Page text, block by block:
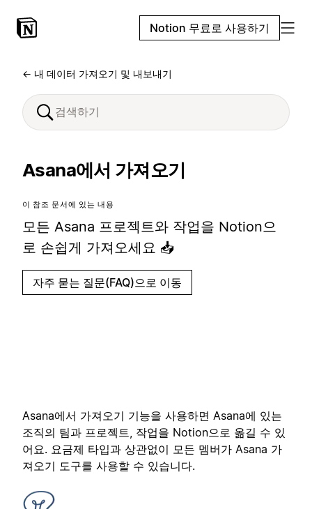
Notion 무료로 사용하기
← 내 데이터 가져오기 및 내보내기
Asana에서 가져오기
이 참조 문서에 있는 내용
모든 Asana 프로젝트와 작업을 Notion으
로 손쉽게 가져오세요 📥
자주 묻는 질문(FAQ)으로 이동
Asana에서 가져오기 기능을 사용하면 Asana에 있는
조직의 팀과 프로젝트, 작업을 Notion으로 옮길 수 있
어요. 요금제 타입과 상관없이 모든 멤버가 Asana 가
져오기 도구를 사용할 수 있습니다.